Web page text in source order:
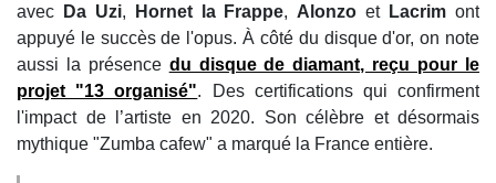
avec
Da Uzi, Hornet la Frappe, Alonzo etLacrim ont
appuyé le succès de l'opus. À côté du disque d'or, on note
aussi la présence du disque de diamant, reçu pour le
projet "13 organisé". Des certifications qui confirment
l'impact de l’artiste en 2020. Son célèbre et désormais
mythique "Zumba cafew" a marqué la France entière.